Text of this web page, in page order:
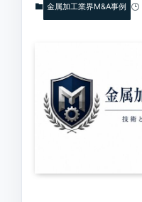
金属加工業界M&A事例